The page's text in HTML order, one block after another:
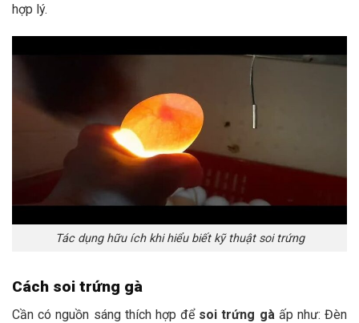
hợp lý.
Tác dụng hữu ích khi hiểu biết kỹ thuật soi trứng
Cách soi trứng gà
Cần có nguồn sáng thích hợp để soi trứng gàấp như: Đèn